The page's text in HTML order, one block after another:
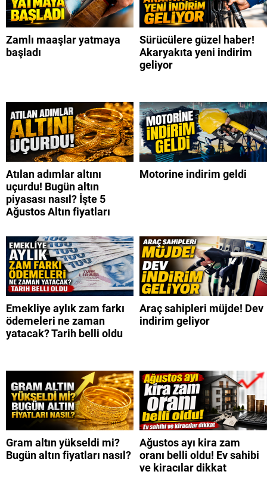
Zamlı maaşlar yatmaya
başladı
Sürücülere güzel haber!
Akaryakıta yeni indirim
geliyor
Atılan adımlar altını
uçurdu! Bugün altın
piyasası nasıl? İşte 5
Ağustos Altın fiyatları
Motorine indirim geldi
Emekliye aylık zam farkı
ödemeleri ne zaman
yatacak? Tarih belli oldu
Araç sahipleri müjde! Dev
indirim geliyor
Gram altın yükseldi mi?
Bugün altın fiyatları nasıl?
Ağustos ayı kira zam
oranı belli oldu! Ev sahibi
ve kiracılar dikkat